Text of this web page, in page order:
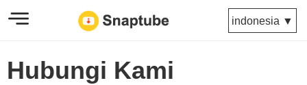
indonesia ▼
Hubungi Kami